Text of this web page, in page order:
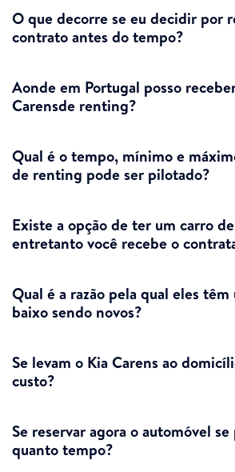
O que decorre se eu decidir por
contrato antes do tempo?
Aonde em Portugal posso
Carensde renting?
Qual é o tempo, mínimo e
de renting pode ser pilotado?
Existe a opção de ter um carro
entretanto você recebe o
Qual é a razão pela qual eles
baixo sendo novos?
Se levam o Kia Carens ao
custo?
Se reservar agora o automóvel
quanto tempo?